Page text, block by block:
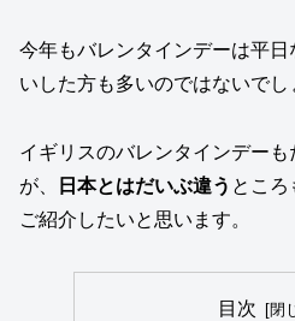
今年もバレンタインデーは平
いした方も多いのではないでし
イギリスのバレンタインデーも
が、
日本とはだいぶ違う ところ
ご紹介したいと思います。
目次